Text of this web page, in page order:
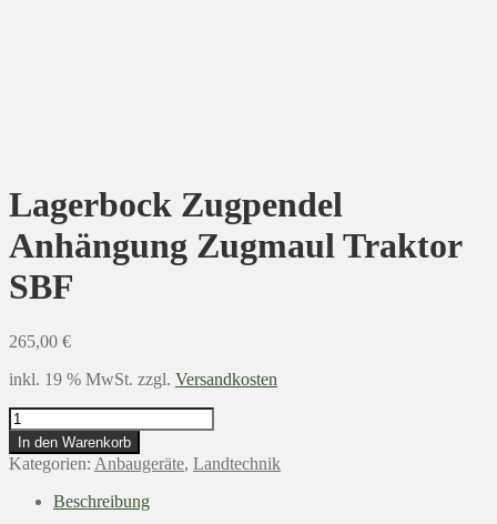
Lagerbock Zugpendel
Anhängung Zugmaul Traktor
SBF
265,00 €
inkl. 19 % MwSt. zzgl. Versandkosten
Lagerbock
Zugpendel
Anhängung
Zugmaul
Traktor
In den Warenkorb
Kategorien: Anbaugeräte, Landtechnik
Beschreibung